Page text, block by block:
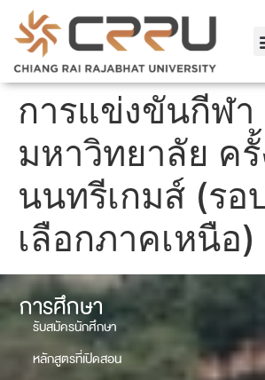
การแข่งขันกีฬา
มหาวิทยาลัย ค
นนทรีเกมส์ (รอ
เลือกภาคเหนือ)
การศึกษา
รับสมัครนักศึกษา
หลักสูตรที่เปิดสอน